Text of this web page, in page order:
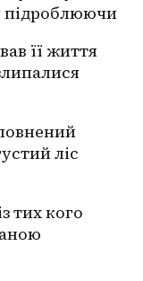
підроблюючи
її життя
ліс
тих кого